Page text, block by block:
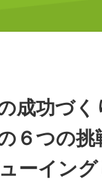
成功づ
６つの
ーイング